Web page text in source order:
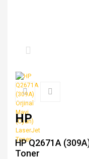
HP
HP Q2671A
Toner